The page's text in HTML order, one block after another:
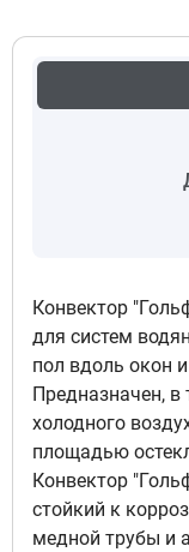
60 131
5
бронза
60 131
6
бук
Конвектор
для систем
пол вдоль окон
Предназначен, в
холодного
площадью
Конвектор
стойкий к
медной трубы и